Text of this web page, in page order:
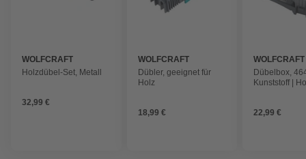
WOLFCRAFT
Holzdübel-Set, Metall
32,99 €
WOLFCRAFT
Dübler, geeignet für
Holz
18,99 €
WOLFCRAFT
Dübelbox,
Kunststoff |
22,99 €